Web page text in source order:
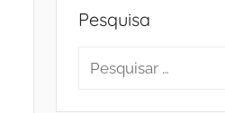
Pesquisa
Pesquisar